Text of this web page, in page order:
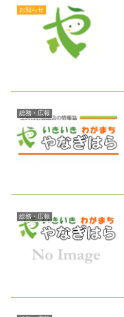
お知らせ
総務・広報
総務・広報